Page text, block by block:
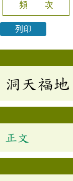
頻 次
列印
洞天福地
正文